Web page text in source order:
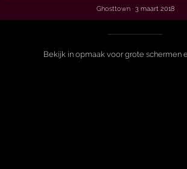
Ghosttown· 3 maart 2018
Bekijk in opmaak voor grote schermen